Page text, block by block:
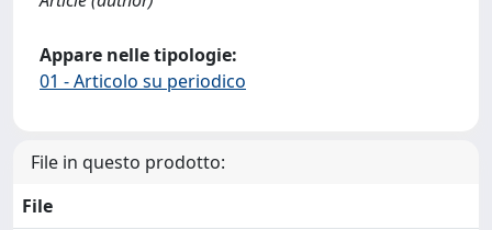
Appare nelle tipologie:
01 - Articolo su periodico
File in questo prodotto:
File